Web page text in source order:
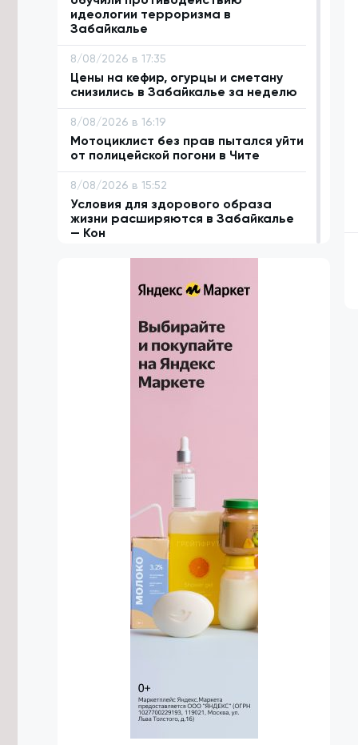
идеологии терроризма в
Забайкалье
8/08/2026 в 17:35
Цены на кефир, огурцы и сметану
снизились в Забайкалье за неделю
8/08/2026 в 16:19
Мотоциклист без прав пытался уйти
от полицейской погони в Чите
8/08/2026 в 15:52
Условия для здорового образа
жизни расширяются в Забайкалье
— Кон
В Забайкалье стали добывать
больше полезных ископаемых в
8/08/2026 в 13:52
Военные в Забайкалье учатся
уничтожать противника дронами-
Лосиха и её детёныш попали в
объектив фотоловушки в
Центр национальных игр планируют
открыть в Забайкальском крае
8/08/2026 в 10:55
Осипов: Забайкальские тренеры
воспитывают чемпионов мирового
8/08/2026 в 10:02
СВО ответственные направления
8/08/2026 в 09:05